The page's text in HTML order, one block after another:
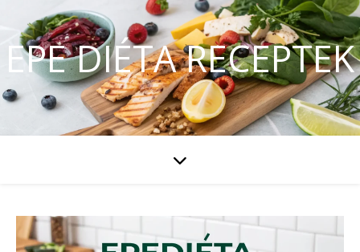
EPE DIÉTA RECEPTEK